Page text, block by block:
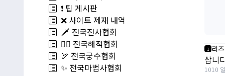
❗️ 팁 게시판
❌ 사이트 제재 내역
🗡️ 전국전사협회
🏴‍☠️ 전국해적협회
🏹 전국궁수협회
✨ 전국마법사협회
1 리즈
삽니
1010